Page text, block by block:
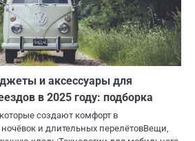
и аксессуары для
в 2025 году: подборка
создают комфорт в
и длительных перелётовВещи,